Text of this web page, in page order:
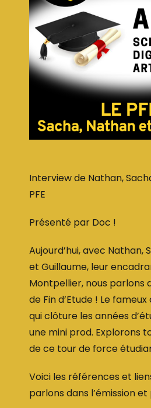
Interview de Nathan,
PFE
Présenté par Doc !
Aujourd’hui, avec Nathan,
et Guillaume, leur
Montpellier, nous parlons
de Fin d’Etude ! Le
qui clôture les années
une mini prod. Explorons
de ce tour de force
Voici les références et
parlons dans l’émission